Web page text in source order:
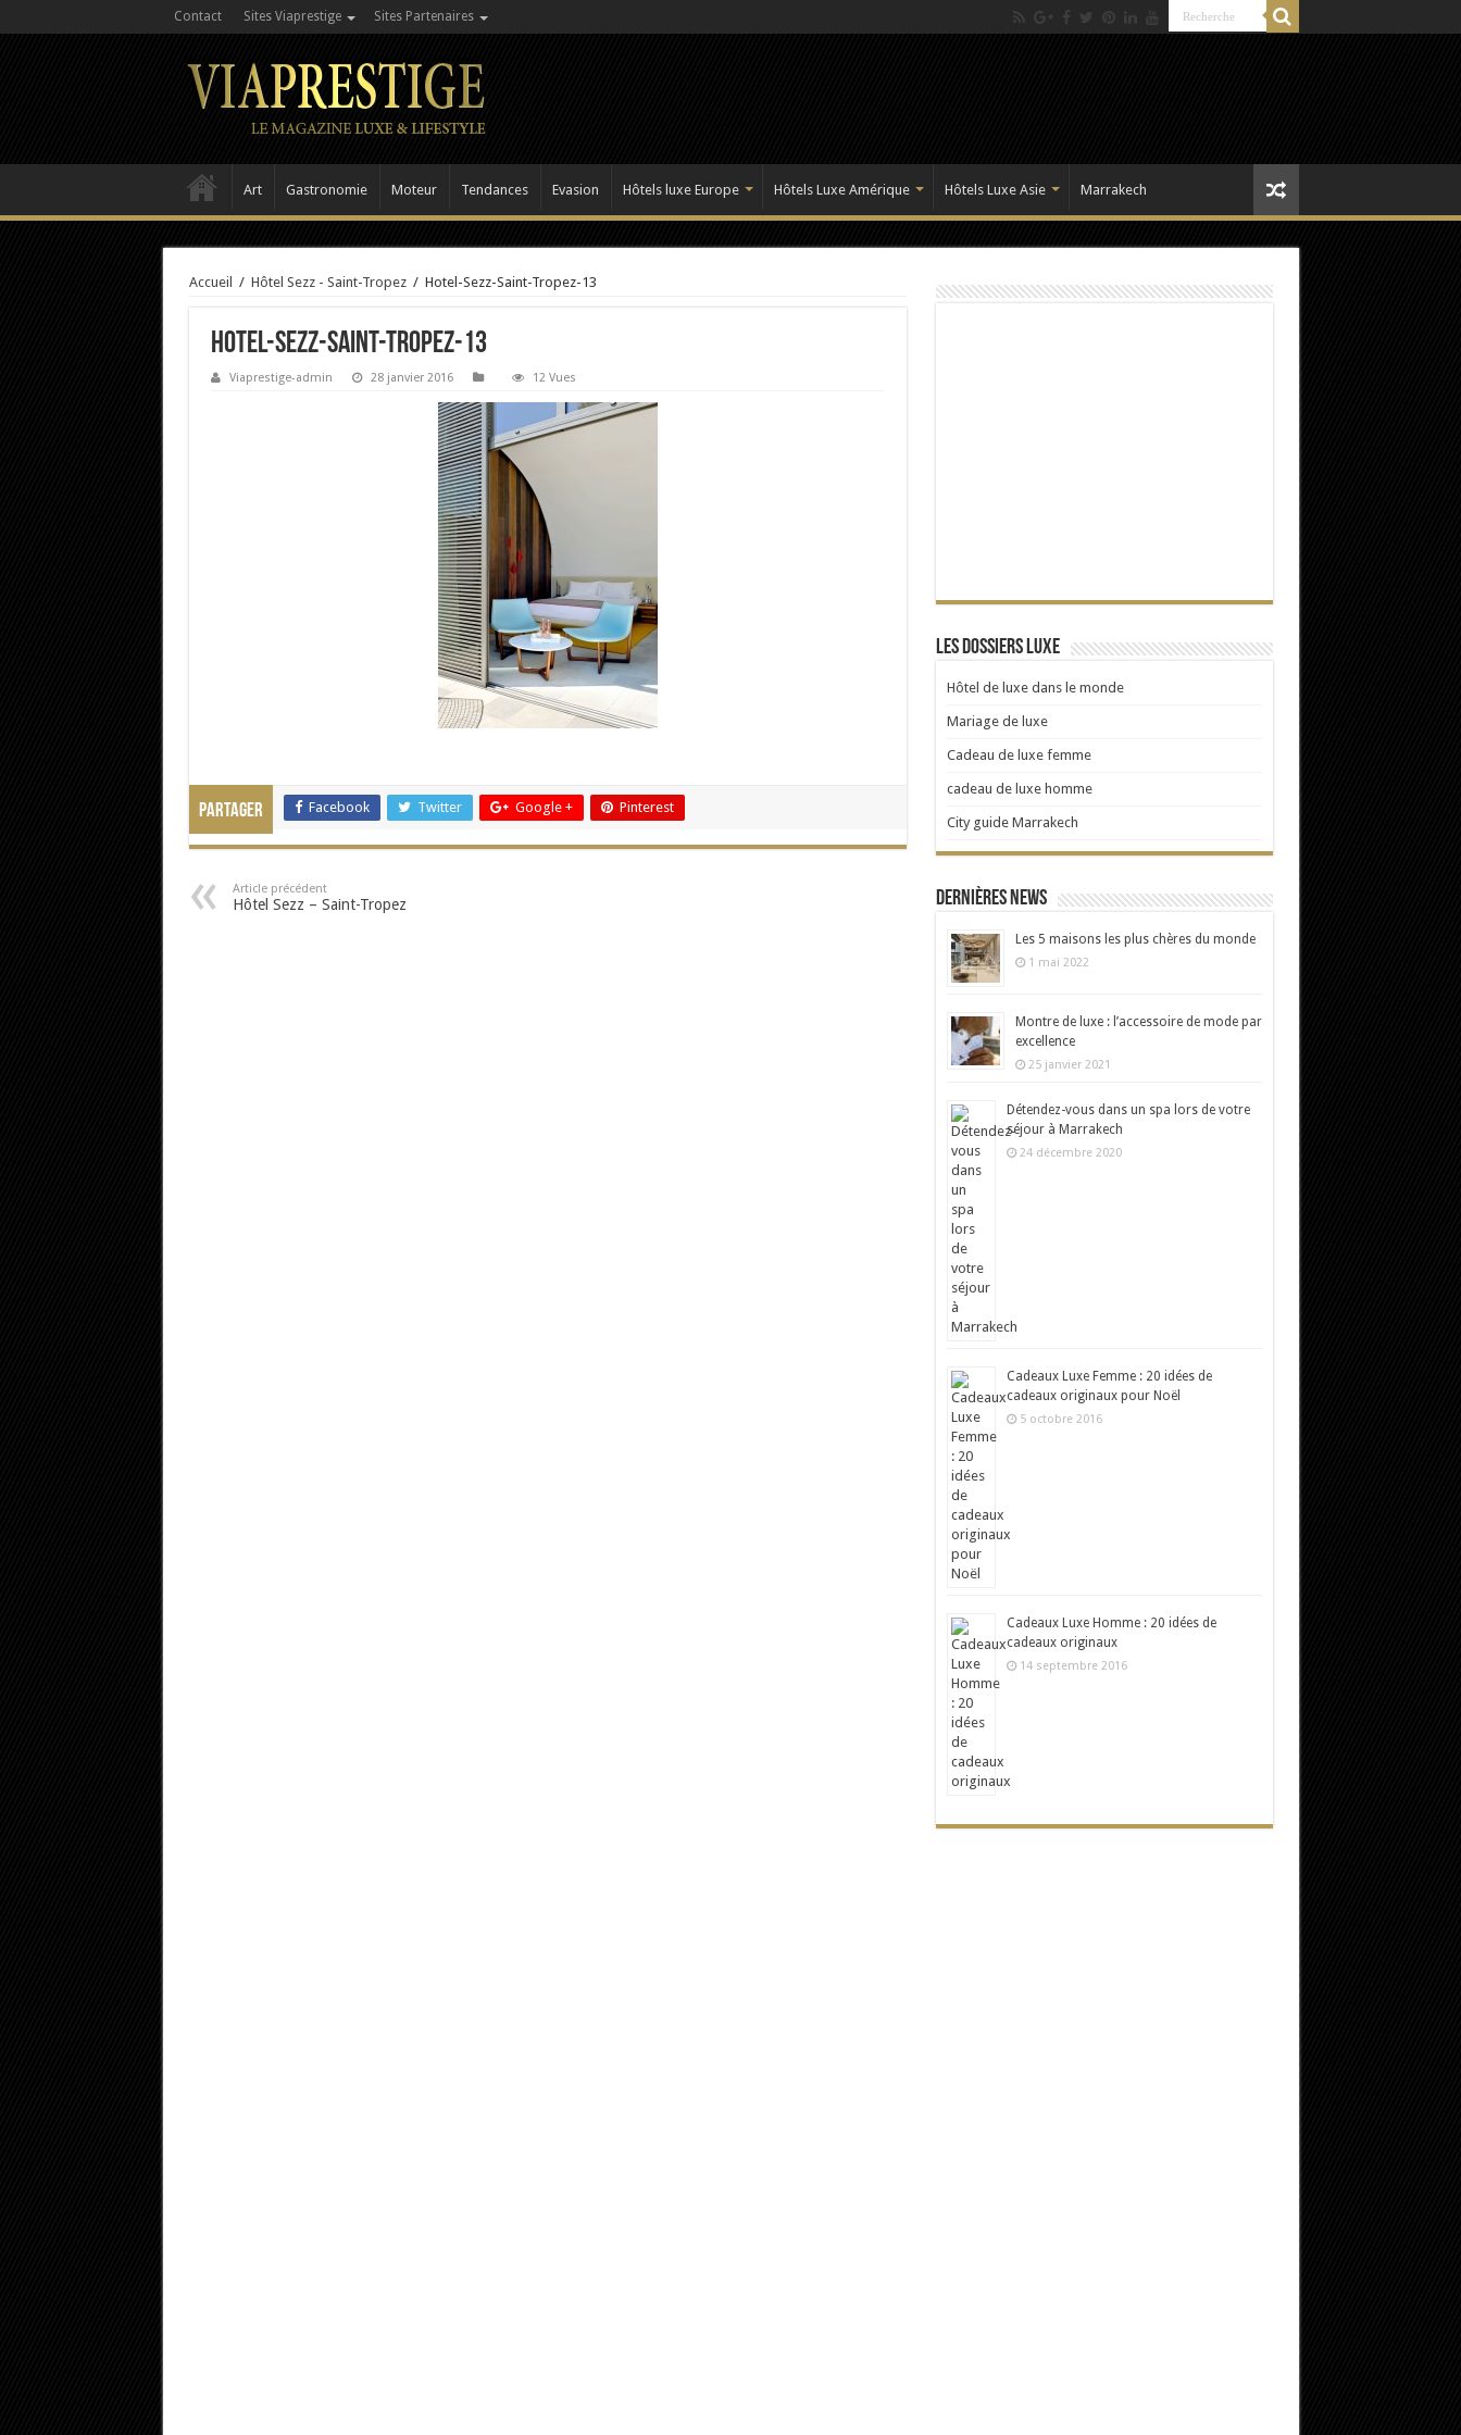
Contact Sites Viaprestige Sites Partenaires
Art Gastronomie Moteur Tendances Evasion Hôtels luxe Europe Hôtels Luxe Amérique Hôtels Luxe Asie Marrakech
Accueil / Hôtel Sezz - Saint-Tropez / Hotel-Sezz-Saint-Tropez-13
Hotel-Sezz-Saint-Tropez-13
Viaprestige-admin 28 janvier 2016 12 Vues
Partager Facebook Twitter Google + Pinterest
Article précédent
Hôtel Sezz – Saint-Tropez
Les dossiers Luxe
Hôtel de luxe dans le monde
Mariage de luxe
Cadeau de luxe femme
cadeau de luxe homme
City guide Marrakech
Dernières news
Les 5 maisons les plus chères du monde
1 mai 2022
Montre de luxe : l’accessoire de mode par
excellence
25 janvier 2021
Détendez-vous dans un spa lors de votre
séjour à Marrakech
24 décembre 2020
Cadeaux Luxe Femme : 20 idées de
cadeaux originaux pour Noël
5 octobre 2016
Cadeaux Luxe Homme : 20 idées de
cadeaux originaux
14 septembre 2016